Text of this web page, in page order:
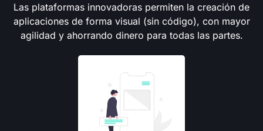
Las plataformas innovadoras permiten la creación de
aplicaciones de forma visual (sin código), con mayor
agilidad y ahorrando dinero para todas las partes.